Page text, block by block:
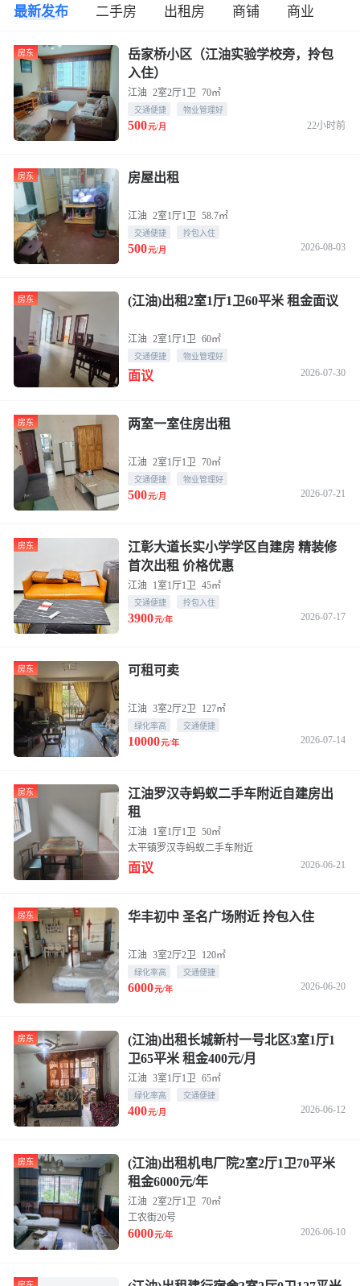
最新发布 二手房 出租房 商铺 商业
房东
岳家桥小区（江油实验学校旁，拎包
入住）
江油 2室2厅1卫 70㎡
交通便捷 物业管理好
500元/月 22小时前
房东 房屋出租
江油 2室1厅1卫 58.7㎡
交通便捷 拎包入住
500元/月 2026-08-03
房东 (江油)出租2室1厅1卫60平米 租金面议
江油 2室1厅1卫 60㎡
交通便捷 物业管理好
面议 2026-07-30
房东 两室一室住房出租
江油 2室1厅1卫 70㎡
交通便捷 物业管理好
500元/月 2026-07-21
房东
江彰大道长实小学学区自建房 精装修
首次出租 价格优惠
江油 1室1厅1卫 45㎡
交通便捷 拎包入住
3900元/年 2026-07-17
房东 可租可卖
江油 3室2厅2卫 127㎡
绿化率高 交通便捷
10000元/年 2026-07-14
房东
江油罗汉寺蚂蚁二手车附近自建房出
租
江油 1室1厅1卫 50㎡
太平镇罗汉寺蚂蚁二手车附近
面议 2026-06-21
房东 华丰初中 圣名广场附近 拎包入住
江油 3室2厅2卫 120㎡
绿化率高 交通便捷
6000元/年 2026-06-20
房东
(江油)出租长城新村一号北区3室1厅1
卫65平米 租金400元/月
江油 3室1厅1卫 65㎡
绿化率高 交通便捷
400元/月 2026-06-12
房东
(江油)出租机电厂院2室2厅1卫70平米
租金6000元/年
江油 2室2厅1卫 70㎡
工农街20号
6000元/年 2026-06-10